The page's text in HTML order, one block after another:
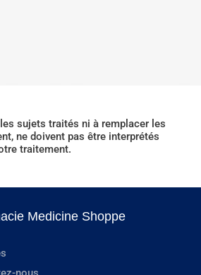
sujets traités ni à remplacer les
ne doivent pas être interprétés
traitement.
Medicine Shoppe